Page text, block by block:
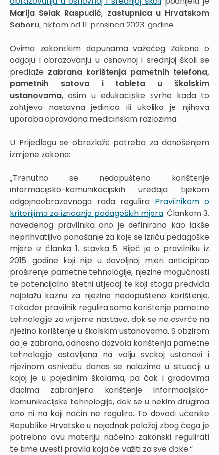
Marija Selak Raspudić, zastupnica u Hrvatskom
Saboru,aktom od 11. prosinca 2023. godine.
Ovima zakonskim dopunama važećeg Zakona o
odgoju i obrazovanju u osnovnoj i srednjoj školi se
predlaže zabrana korištenja pametnih telefona,
pametnih satova i tableta u školskim
ustanovama, osim u edukacijske svrhe kada to
zahtjeva nastavna jedinica ili ukoliko je njihova
uporaba opravdana medicinskim razlozima.
U Prijedlogu se obrazlaže potreba za donošenjem
izmjene zakona:
„Trenutno se nedopušteno korištenje
informacijsko-komunikacijskih uređaja tijekom
odgojno­obrazovnoga rada regulira Pravilnikom o
kriterijima za izricanje pedagoških mjera. Člankom 3.
navedenog pravilnika ono je definirano kao lakše
neprihvatljivo ponašanje za koje se izriču pedagoške
mjere iz članka 1. stavka 5. Riječ je o pravilniku iz
2015. godine koji nije u dovoljnoj mjeri anticipirao
proširenje pametne tehnologije, njezine mogućnosti
te potencijalno štetni utjecaj te koji stoga predviđa
najblažu kaznu za njezino nedopušteno korištenje.
Također pravilnik regulira samo korištenje pametne
tehnologije za vrijeme nastave, dok se ne osvrće na
njezino korištenje u školskim ustanovama. S obzirom
da je zabrana, odnosno dozvola korištenja pametne
tehnologije ostavljena na volju svakoj ustanovi i
njezinom osnivaču danas se nalazimo u situaciji u
kojoj je u pojedinim školama, pa čak i gradovima
đacima zabranjeno korištenje informacijsko-
komunikacijske tehnologije, dok se u nekim drugima
ono ni na koji način ne regulira. To dovodi učenike
Republike Hrvatske u nejednak položaj zbog čega je
potrebno ovu materiju načelno zakonski regulirati
te time uvesti pravila koja će važiti za sve đake.“